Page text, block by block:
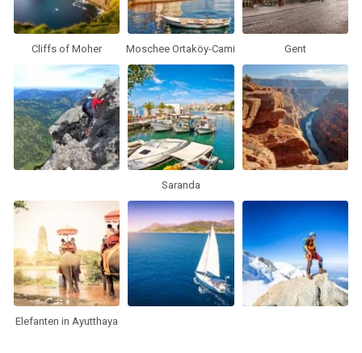
Cliffs of Moher Moschee Ortaköy-Cami Gent
Saranda
Elefanten in Ayutthaya